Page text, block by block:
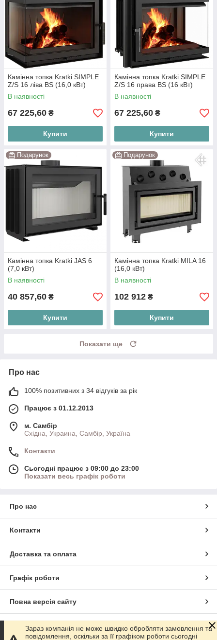
Камінна топка Kratki SIMPLE
Z/S 16 ліва BS (16,0 кВт)
В наявності
67 225,60 ₴
Купити
Камінна топка Kratki SIMPLE
Z/S 16 права BS (16 кВт)
В наявності
67 225,60 ₴
Купити
Подарунок
Камінна топка Kratki JAS 6
(7,0 кВт)
В наявності
40 857,60 ₴
Купити
Подарунок
Камінна топка Kratki MILA 16
(16,0 кВт)
В наявності
102 912 ₴
Купити
Показати ще
Про нас
100% позитивних з 34 відгуків за рік
Працює з 01.12.2013
м. Самбір
Східна, Украина, Самбір, Україна
Контакти
Сьогодні працює з 09:00 до 23:00
Показати весь графік роботи
Про нас
Контакти
Доставка та оплата
Графік роботи
Повна версія сайту
Сайт створено на маркетплейсіProm.ua
Зараз компанія не може швидко обробляти замовлення та
повідомлення, оскільки за її графіком роботи сьогодні